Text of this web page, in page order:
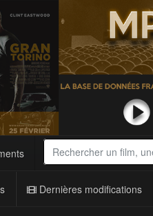
Dernières modifications